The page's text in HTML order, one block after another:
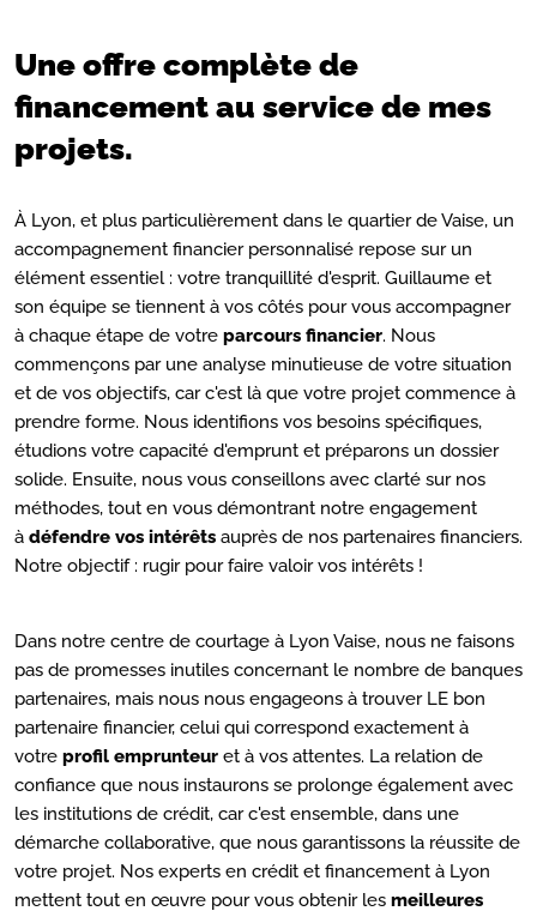
Une offre complète de
financement au service de mes
projets.
À Lyon, et plus particulièrement dans le quartier de Vaise, un
accompagnement financier personnalisé repose sur un
élément essentiel : votre tranquillité d'esprit. Guillaume et
son équipe se tiennent à vos côtés pour vous accompagner
à chaque étape de votre parcours financier. Nous
commençons par une analyse minutieuse de votre situation
et de vos objectifs, car c'est là que votre projet commence à
prendre forme. Nous identifions vos besoins spécifiques,
étudions votre capacité d'emprunt et préparons un dossier
solide. Ensuite, nous vous conseillons avec clarté sur nos
méthodes, tout en vous démontrant notre engagement
à défendre vos intérêts auprès de nos partenaires financiers.
Notre objectif : rugir pour faire valoir vos intérêts !
Dans notre centre de courtage à Lyon Vaise, nous ne faisons
pas de promesses inutiles concernant le nombre de banques
partenaires, mais nous nous engageons à trouver LE bon
partenaire financier, celui qui correspond exactement à
votre profil emprunteur et à vos attentes. La relation de
confiance que nous instaurons se prolonge également avec
les institutions de crédit, car c'est ensemble, dans une
démarche collaborative, que nous garantissons la réussite de
votre projet. Nos experts en crédit et financement à Lyon
mettent tout en œuvre pour vous obtenir les meilleures